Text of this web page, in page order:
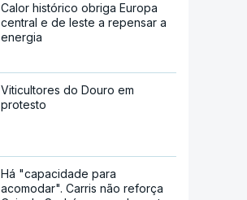
Calor histórico obriga Europa
central e de leste a repensar a
energia
Viticultores do Douro em
protesto
Há "capacidade para
acomodar". Carris não reforça